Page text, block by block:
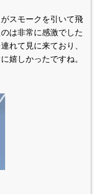
スモークを引いて飛
は非常に感激でした
れて見に来ており、
嬉しかったですね。